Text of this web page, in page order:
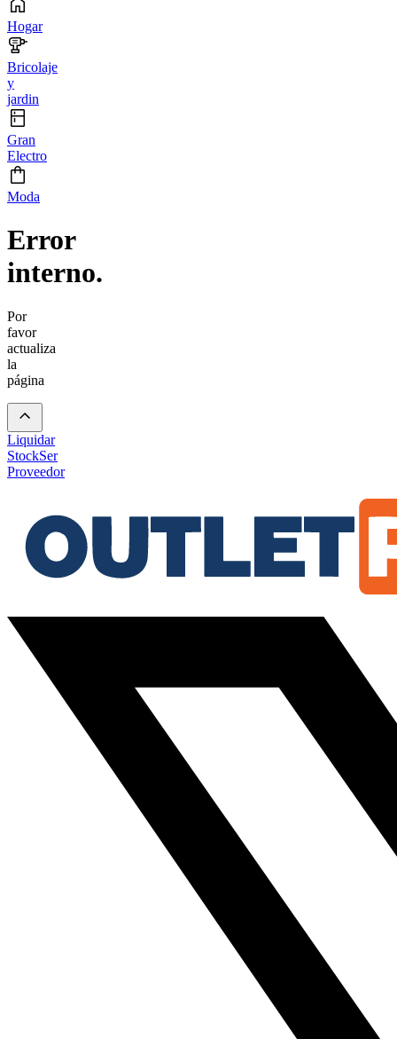
Hogar
Bricolaje
y
jardin
Gran
Electro
Moda
Error
interno.
Por
favor
actualiza
la
página
Liquidar
StockSer
Proveedor